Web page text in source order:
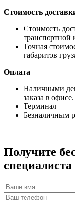
Стоимость
Стоимость
транспортной
Точная
габаритов
Оплата
Наличными
заказа в офисе.
Терминал
Безналичным
Получите
специалиста